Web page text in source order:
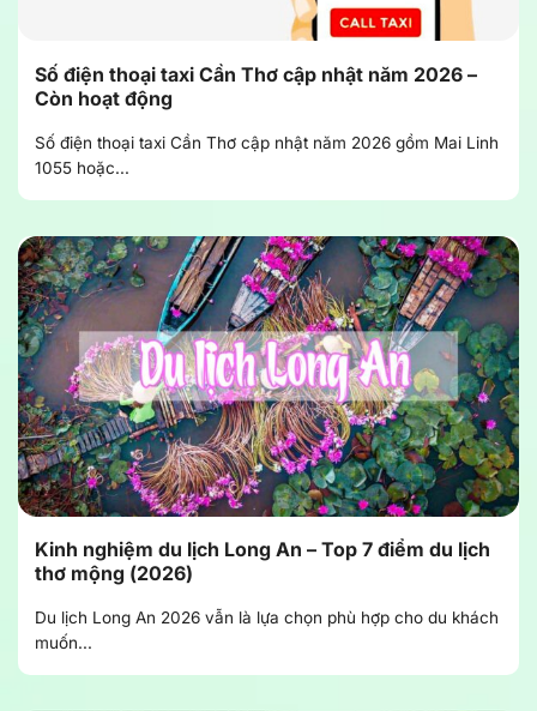
Số điện thoại taxi Cần Thơ cập nhật năm 2026 –
Còn hoạt động
Số điện thoại taxi Cần Thơ cập nhật năm 2026 gồm Mai Linh
1055 hoặc...
Kinh nghiệm du lịch Long An – Top 7 điểm du lịch
thơ mộng (2026)
Du lịch Long An 2026 vẫn là lựa chọn phù hợp cho du khách
muốn...